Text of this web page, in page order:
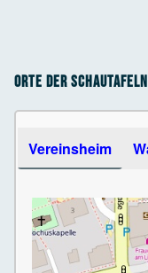
Orte der Schautafeln
Use the arrow keys
Vereinsheim